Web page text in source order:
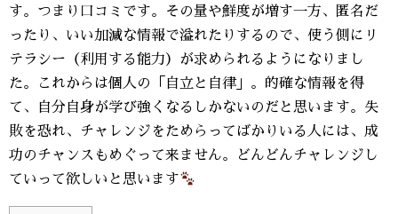
す。つまり口コミです。その量や鮮度が増す一方、匿名だ
ったり、いい加減な情報で溢れたりするので、使う側にリ
テラシー（利用する能力）が求められるようになりまし
た。これからは個人の「自立と自律」。的確な情報を得
て、自分自身が学び強くなるしかないのだと思います。失
敗を恐れ、チャレンジをためらってばかりいる人には、成
功のチャンスもめぐって来ません。どんどんチャレンジし
ていって欲しいと思います